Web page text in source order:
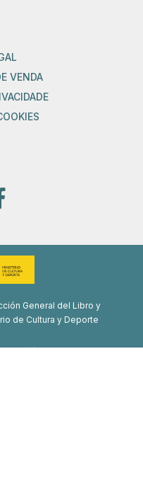
VENDA
General del Libro y
de Cultura y Deporte